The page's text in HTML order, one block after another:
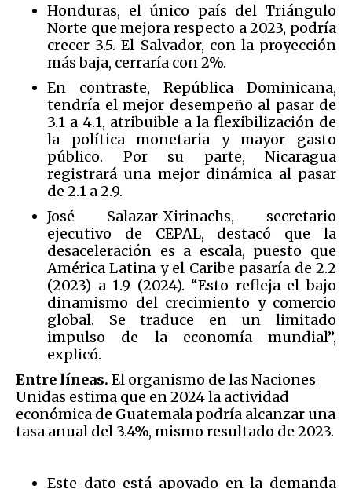
Honduras, el único país del Triángulo
Norte que mejora respecto a 2023, podría
crecer 3.5. El Salvador, con la proyección
más baja, cerraría con 2%.
En contraste, República Dominicana,
tendría el mejor desempeño al pasar de
3.1 a 4.1, atribuible a la flexibilización de
la política monetaria y mayor gasto
público. Por su parte, Nicaragua
registrará una mejor dinámica al pasar
de 2.1 a 2.9.
José Salazar-Xirinachs, secretario
ejecutivo de CEPAL, destacó que la
desaceleración es a escala, puesto que
América Latina y el Caribe pasaría de 2.2
(2023) a 1.9 (2024). “Esto refleja el bajo
dinamismo del crecimiento y comercio
global. Se traduce en un limitado
impulso de la economía mundial”,
explicó.
Entre líneas. El organismo de las Naciones
Unidas estima que en 2024 la actividad
económica de Guatemala podría alcanzar una
tasa anual del 3.4%, mismo resultado de 2023.
Este dato está apoyado en la demanda